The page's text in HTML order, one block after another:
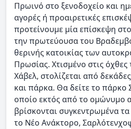
Πρωινό στο ξενοδοχείο και
αγορές ή προαιρετικές
προτείνουμε μία επίσκεψη
την πρωτεύουσα του
θερινής κατοικίας των
Πρωσίας. Χτισμένο στις
Χάβελ, στολίζεται από
και πάρκα. Θα δείτε το πάρκο
οποίο εκτός από το ομώνυμο
βρίσκονται συγκεντρωμένα
το Νέο Ανάκτορο,